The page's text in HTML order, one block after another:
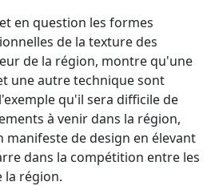
en question les formes
de la texture des
de la région, montre qu'une
une autre technique sont
qu'il sera difficile de
à venir dans la région,
manifeste de design en élevant
dans la compétition entre les
la région.